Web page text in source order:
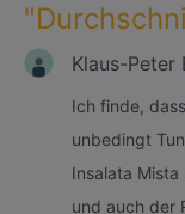
"
Klaus-Peter
Ich finde,
unbedingt
Insalata
und auch der